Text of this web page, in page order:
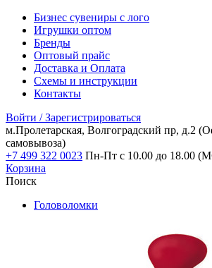
Бизнес сувениры с лого
Игрушки оптом
Бренды
Оптовый прайс
Доставка и Оплата
Схемы и инструкции
Контакты
Войти / Зарегистрироваться
м.Пролетарская, Волгоградский пр, д.2
самовывоза)
+7 499 322 0023 Пн-Пт с 10.00 до 18.00
Корзина
Поиск
Головоломки